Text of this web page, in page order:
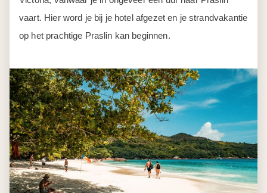
vaart. Hier word je bij je hotel afgezet en je strandvakantie
op het prachtige Praslin kan beginnen.